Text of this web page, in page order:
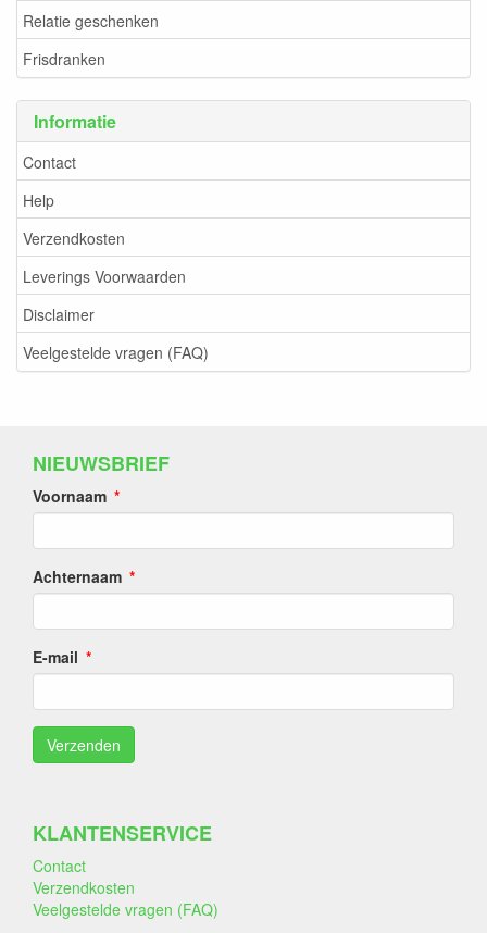
Relatie geschenken
Frisdranken
Informatie
Contact
Help
Verzendkosten
Leverings Voorwaarden
Disclaimer
Veelgestelde vragen (FAQ)
NIEUWSBRIEF
Voornaam
Achternaam
E-mail
KLANTENSERVICE
Contact
Verzendkosten
Veelgestelde vragen (FAQ)